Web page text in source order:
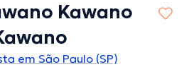
Kawano
em São Paulo (SP)